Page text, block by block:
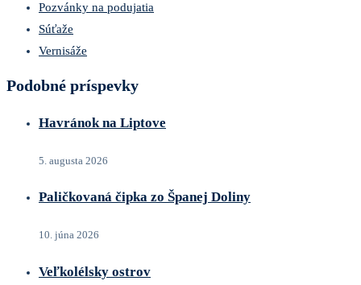
Pozvánky na podujatia
Súťaže
Vernisáže
Podobné príspevky
Havránok na Liptove
5. augusta 2026
Paličkovaná čipka zo Španej Doliny
10. júna 2026
Veľkolélsky ostrov